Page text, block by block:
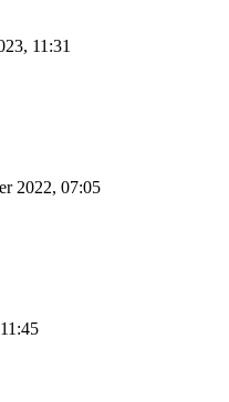
11:31
2022, 07:05